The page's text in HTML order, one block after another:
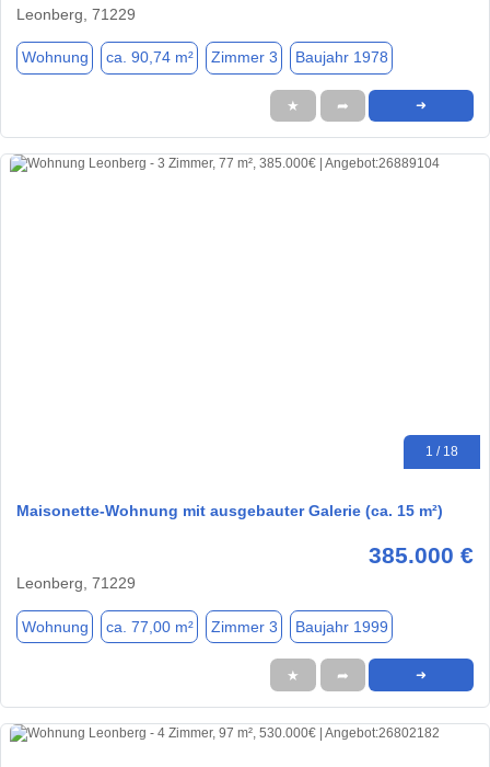
Leonberg, 71229
Wohnung ca. 90,74 m² Zimmer 3 Baujahr 1978
★ ➦ ➜
1 / 18
Maisonette-Wohnung mit ausgebauter Galerie (ca. 15 m²)
385.000 €
Leonberg, 71229
Wohnung ca. 77,00 m² Zimmer 3 Baujahr 1999
★ ➦ ➜